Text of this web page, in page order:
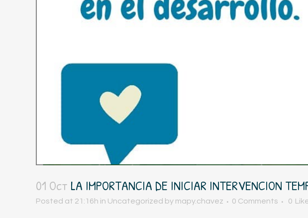
01 Oct LA IMPORTANCIA DE INICIAR INTERVENCION
Posted at 21:16h in Uncategorized by mapy.chavez 0 Comments 0